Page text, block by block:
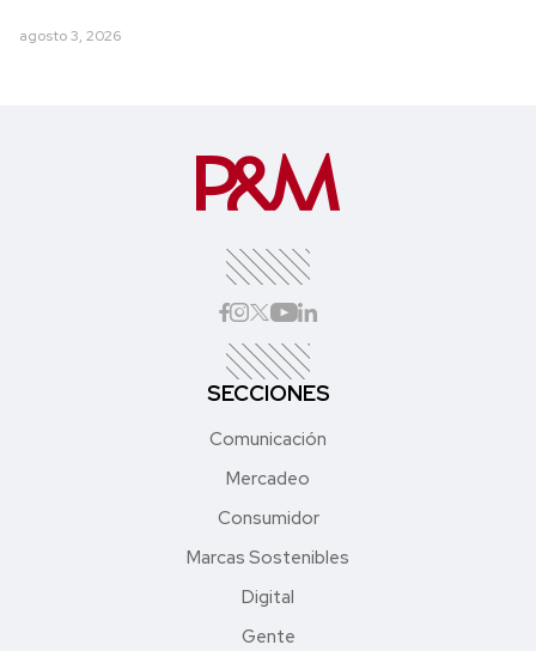
agosto 3, 2026
SECCIONES
Comunicación
Mercadeo
Consumidor
Marcas Sostenibles
Digital
Gente